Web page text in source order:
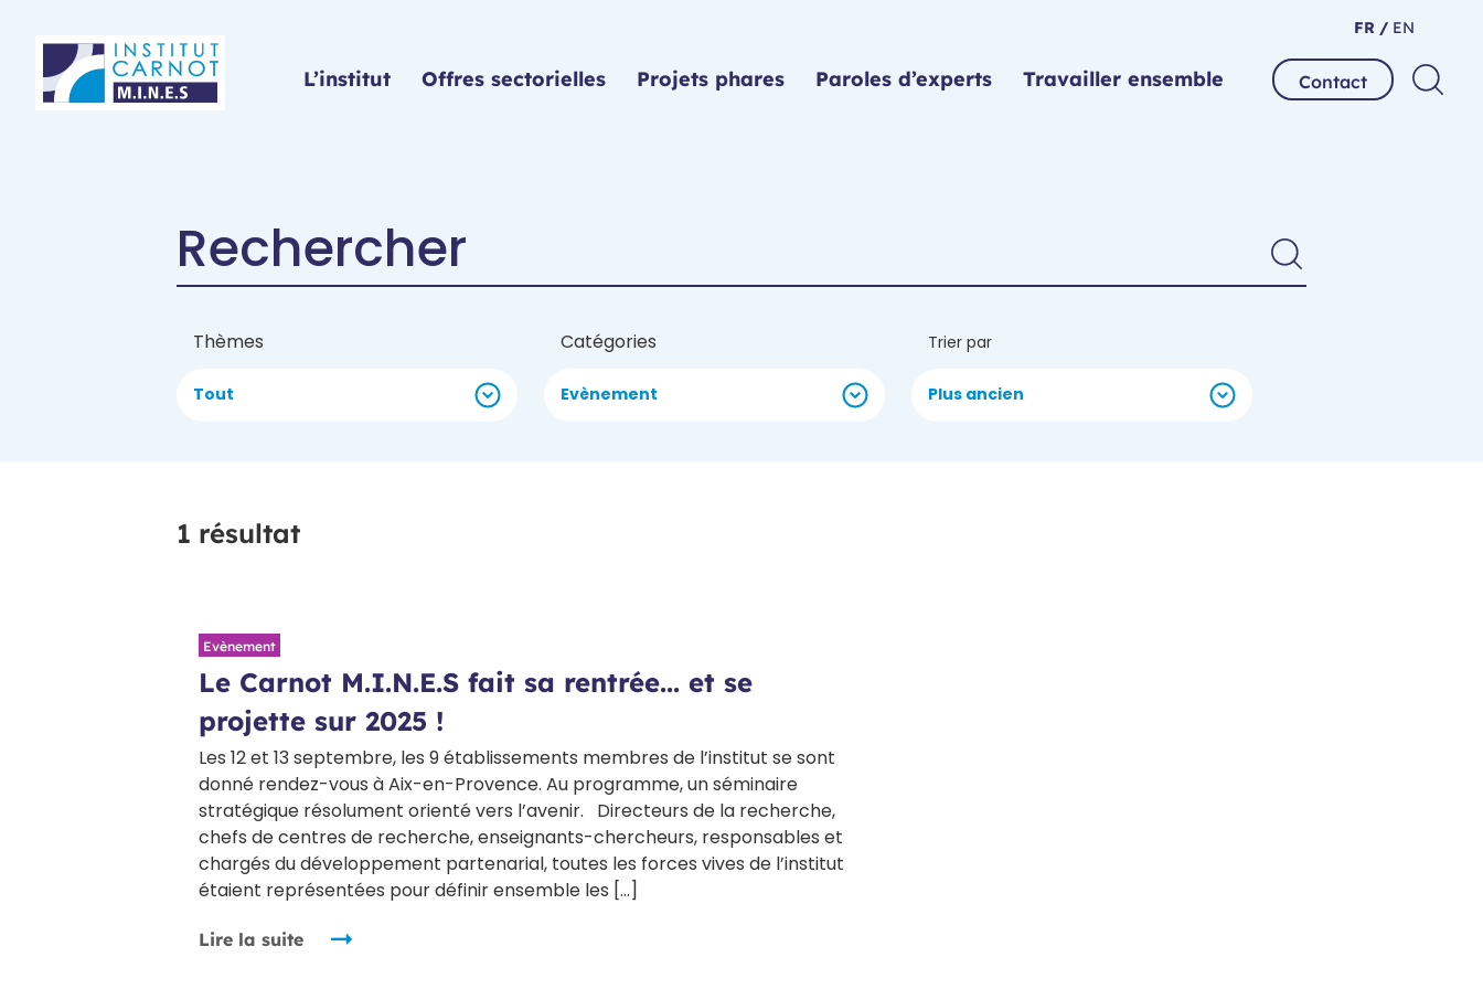
L’institut Offres sectorielles Projets phares Paroles d’experts Travailler ensemble Contact
FR / EN
Thèmes
Tout
Catégories
Evènement
Trier par
Plus ancien
1 résultat
Evènement
Le Carnot M.I.N.E.S fait sa rentrée... et se
projette sur 2025 !
Les 12 et 13 septembre, les 9 établissements membres de l’institut se sont
donné rendez-vous à Aix-en-Provence. Au programme, un séminaire
stratégique résolument orienté vers l’avenir. Directeurs de la recherche,
chefs de centres de recherche, enseignants-chercheurs, responsables et
chargés du développement partenarial, toutes les forces vives de l’institut
étaient représentées pour définir ensemble les […]
Lire la suite